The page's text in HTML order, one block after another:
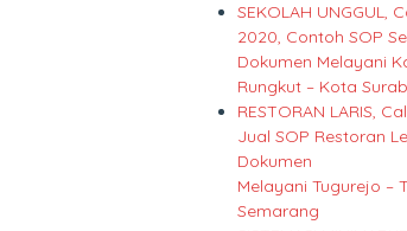
SEKOLAH UNGGUL,
2020, Contoh SOP
Dokumen Melayani
Rungkut – Kota
RESTORAN LARIS,
Jual SOP Restoran
Dokumen
Melayani Tugurejo –
Semarang